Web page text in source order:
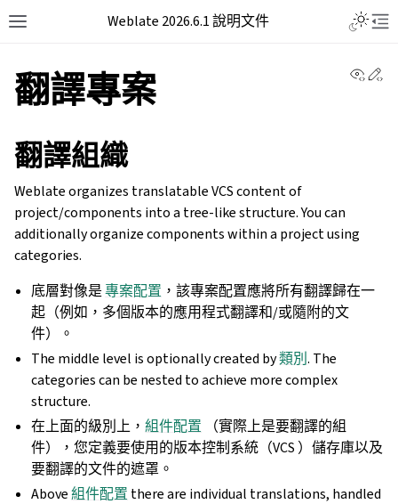
Weblate 2026.6.1 說明文件
翻譯專案
翻譯組織
Weblate organizes translatable VCS content of
project/components into a tree-like structure. You can
additionally organize components within a project using
categories.
底層對像是專案配置 ，該專案配置應將所有翻譯歸在一
起（例如，多個版本的應用程式翻譯和/或隨附的文
件）。
The middle level is optionally created by類別. The
categories can be nested to achieve more complex
structure.
在上面的級別上，組件配置 （實際上是要翻譯的組
件），您定義要使用的版本控制系統（VCS ）儲存庫以及
要翻譯的文件的遮罩。
Above組件配置 there are individual translations, handled